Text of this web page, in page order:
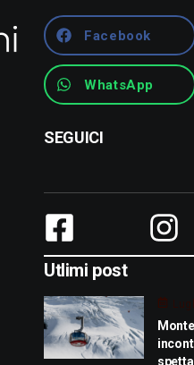
Facebook
WhatsApp
SEGUICI
Utlimi post